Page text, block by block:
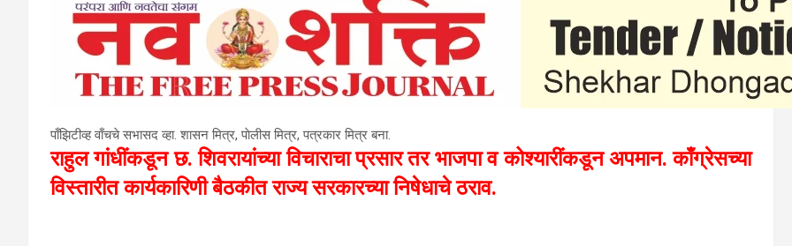
पाँझिटीव्ह वाँचचे सभासद व्हा. शासन मित्र, पाेलीस मित्र, पत्रकार मित्र बना.
राहुल गांधींकडून छ. शिवरायांच्या विचाराचा प्रसार तर भाजपा व कोश्यारींकडून अपमान. काँग्रेसच्या
विस्तारीत कार्यकारिणी बैठकीत राज्य सरकारच्या निषेधाचे ठराव.